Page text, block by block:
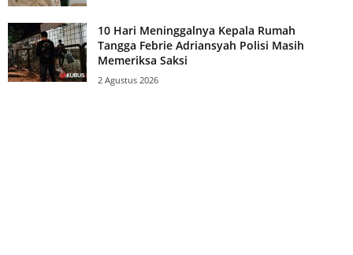
10 Hari Meninggalnya Kepala Rumah
Tangga Febrie Adriansyah Polisi Masih
Memeriksa Saksi
2 Agustus 2026